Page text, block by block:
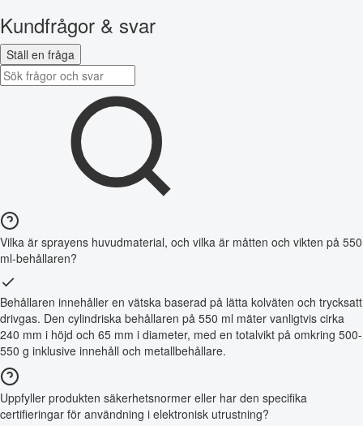
Kundfrågor & svar
Ställ en fråga
Vilka är sprayens huvudmaterial, och vilka är måtten och vikten på 550
ml-behållaren?
Behållaren innehåller en vätska baserad på lätta kolväten och trycksatt
drivgas. Den cylindriska behållaren på 550 ml mäter vanligtvis cirka
240 mm i höjd och 65 mm i diameter, med en totalvikt på omkring 500-
550 g inklusive innehåll och metallbehållare.
Uppfyller produkten säkerhetsnormer eller har den specifika
certifieringar för användning i elektronisk utrustning?